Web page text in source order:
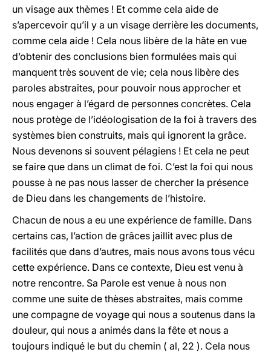
un visage aux thèmes ! Et comme cela aide de
s’apercevoir qu’il y a un visage derrière les documents,
comme cela aide ! Cela nous libère de la hâte en vue
d’obtenir des conclusions bien formulées mais qui
manquent très souvent de vie; cela nous libère des
paroles abstraites, pour pouvoir nous approcher et
nous engager à l’égard de personnes concrètes. Cela
nous protège de l’idéologisation de la foi à travers des
systèmes bien construits, mais qui ignorent la grâce.
Nous devenons si souvent pélagiens ! Et cela ne peut
se faire que dans un climat de foi. C’est la foi qui nous
pousse à ne pas nous lasser de chercher la présence
de Dieu dans les changements de l’histoire.
Chacun de nous a eu une expérience de famille. Dans
certains cas, l’action de grâces jaillit avec plus de
facilités que dans d’autres, mais nous avons tous vécu
cette expérience. Dans ce contexte, Dieu est venu à
notre rencontre. Sa Parole est venue à nous non
comme une suite de thèses abstraites, mais comme
une compagne de voyage qui nous a soutenus dans la
douleur, qui nous a animés dans la fête et nous a
toujours indiqué le but du chemin ( al, 22 ). Cela nous